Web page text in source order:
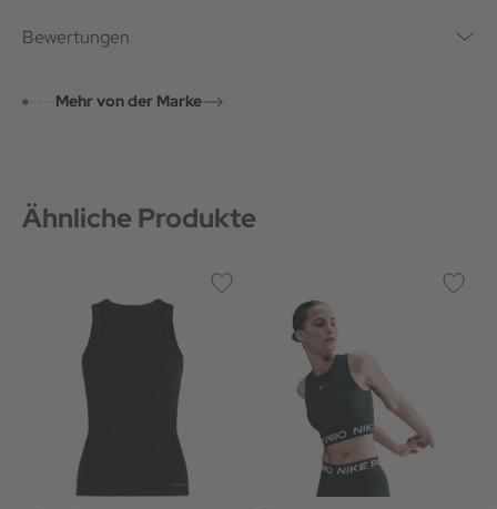
Bewertungen
Mehr von der Marke
Ähnliche Produkte